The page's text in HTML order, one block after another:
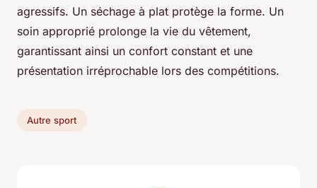
agressifs. Un séchage à plat protège la forme. Un
soin approprié prolonge la vie du vêtement,
garantissant ainsi un confort constant et une
présentation irréprochable lors des compétitions.
Autre sport